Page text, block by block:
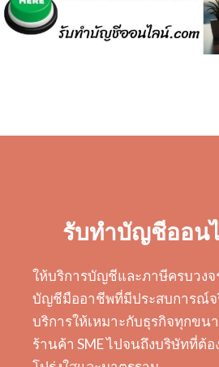
รับทำบัญชีออน
ให้บริการบัญชีและภาษีครบวง
บัญชีมืออาชีพที่มีประสบการณ์จ
บริการให้เหมาะกับธุรกิจทุกขน
ร้านค้า SME ไปจนถึงบริษัทที่ต้